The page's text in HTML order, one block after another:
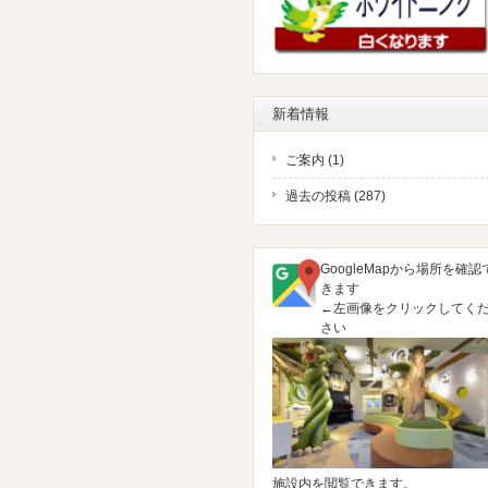
新着情報
ご案内 (1)
過去の投稿 (287)
GoogleMapから場所を確認
きます
←左画像をクリックしてく
さい
施設内を閲覧できます。